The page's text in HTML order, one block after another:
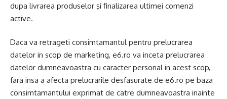
dupa livrarea produselor şi finalizarea ultimei comenzi
active.
Daca va retrageti consimtamantul pentru prelucrarea
datelor in scop de marketing, e6.ro va inceta prelucrarea
datelor dumneavoastra cu caracter personal in acest scop,
fara insa a afecta prelucrarile desfasurate de e6.ro pe baza
consimtamantului exprimat de catre dumneavoastra inainte